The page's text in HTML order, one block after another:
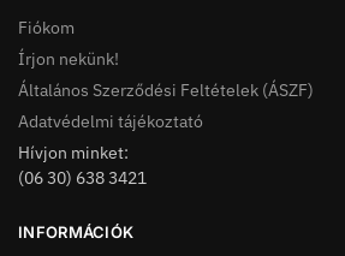
Fiókom
Írjon nekünk!
Általános Szerződési Feltételek (ÁSZF)
Adatvédelmi tájékoztató
Hívjon minket:
(06 30) 638 3421
INFORMÁCIÓK